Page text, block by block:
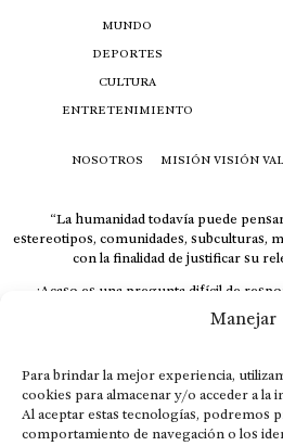
Manejar
Para brindar la mejor experiencia,
cookies para almacenar y/o acceder a la
Al aceptar estas tecnologías, podremos
comportamiento de navegación o los
MUNDO
DEPORTES
CULTURA
ENTRETENIMIENTO
NOSOTROS MISIÓN VISIÓN
“La humanidad todavía puede
estereotipos, comunidades, subculturas,
con la finalidad de justificar su
¿Acaso es una pregunta difícil de
respuesta al instante, otorgando al
velocidad suficiente para responder
El concepto de familia no está limitado
que surgen en nuestro diario vivir
emparentados. Más bien, el apego de
queridos mueve ideales